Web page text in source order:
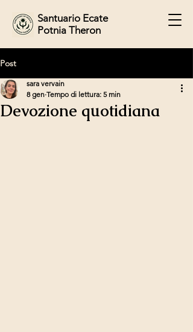
Santuario Ecate
Potnia Theron
Post
Devozione quotidiana
sara vervain
8 gen Tempo di lettura: 5 min